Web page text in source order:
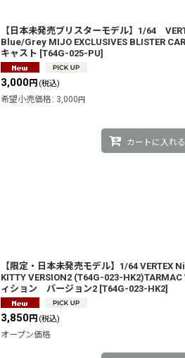
【日本未発売ブリスターモデル】1/64
Blue/Grey MIJO EXCLUSIVES BLISTER
キャスト [T64G-025-PU]
3,000円 (税込)
希望小売価格 : 3,000 円
カートに入れる
【限定・日本未発売モデル】1/64 VERTEX
KITTY VERSION2 (T64G-023-
ィション バージョン2 [T64G-023-HK2]
3,850円 (税込)
オープン価格